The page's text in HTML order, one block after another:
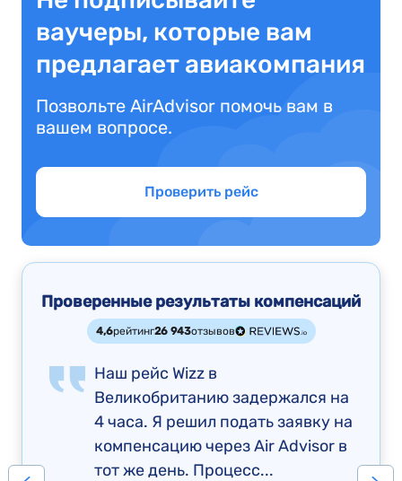
ваучеры, которые вам
предлагает авиакомпания
Позвольте AirAdvisor помочь вам в
вашем вопросе.
Проверить рейс
Проверенные результаты компенсаций
4,6рейтинг26 943отзывов
Наш рейс Wizz в
Великобританию задержался на
4 часа. Я решил подать заявку на
компенсацию через Air Advisor в
тот же день. Процесс...